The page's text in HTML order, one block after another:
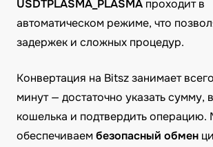
USDTPLASMA_PLASMA проходит в
автоматическом режиме, что
задержек и сложных процедур.
Конвертация на Bitsz занимает
минут — достаточно указать сумму,
кошелька и подтвердить операцию.
обеспечиваембезопасный обмен